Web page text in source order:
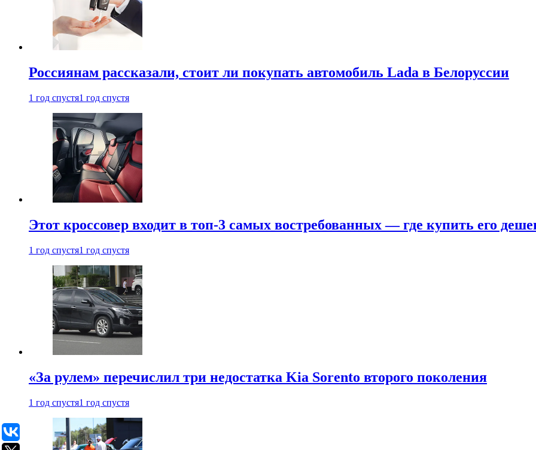
Россиянам рассказали, стоит ли покупать автомобиль Lada в Белоруссии
1 год спустя1 год спустя
Этот кроссовер входит в топ-3 самых востребованных — где купить его
1 год спустя1 год спустя
«За рулем» перечислил три недостатка Kia Sorento второго поколения
1 год спустя1 год спустя